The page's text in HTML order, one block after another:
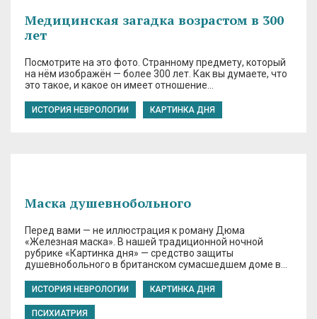
Медицинская загадка возрастом в 300
лет
Посмотрите на это фото. Странному предмету, который
на нём изображён — более 300 лет. Как вы думаете, что
это такое, и какое он имеет отношение…
ИСТОРИЯ НЕВРОЛОГИИ КАРТИНКА ДНЯ
Маска душевнобольного
Перед вами — не иллюстрация к роману Дюма
«Железная маска». В нашей традиционной ночной
рубрике «Картинка дня» — средство защиты
душевнобольного в британском сумасшедшем доме в…
ИСТОРИЯ НЕВРОЛОГИИ КАРТИНКА ДНЯ
ПСИХИАТРИЯ